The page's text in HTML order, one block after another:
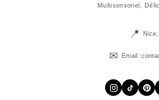
Multisensoriel,
Email :